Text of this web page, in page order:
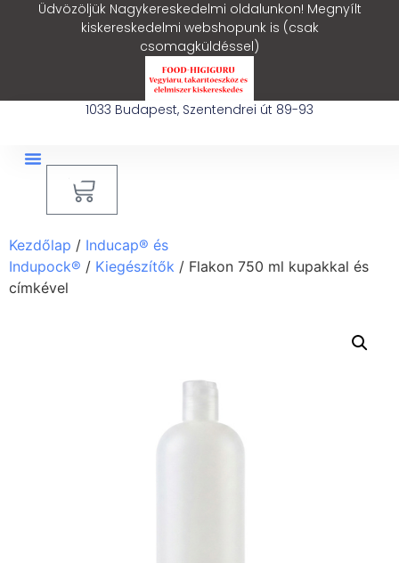
Üdvözöljük Nagykereskedelmi oldalunkon! Megnyílt
kiskereskedelmi webshopunk is (csak
csomagküldéssel)
1033 Budapest, Szentendrei út 89-93
Kezdőlap / Inducap® és
Indupock® / Kiegészítők / Flakon 750 ml kupakkal és
címkével